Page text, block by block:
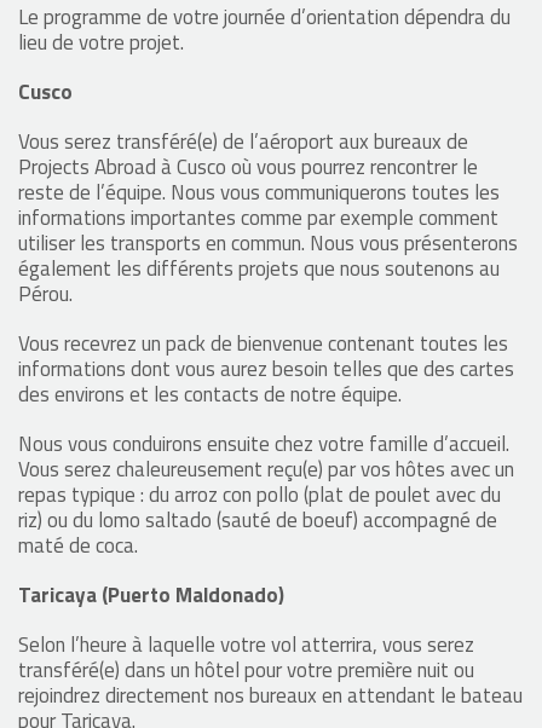
Le programme de votre journée d’orientation dépendra du
lieu de votre projet.
Cusco
Vous serez transféré(e) de l’aéroport aux bureaux de
Projects Abroad à Cusco où vous pourrez rencontrer le
reste de l’équipe. Nous vous communiquerons toutes les
informations importantes comme par exemple comment
utiliser les transports en commun. Nous vous présenterons
également les différents projets que nous soutenons au
Pérou.
Vous recevrez un pack de bienvenue contenant toutes les
informations dont vous aurez besoin telles que des cartes
des environs et les contacts de notre équipe.
Nous vous conduirons ensuite chez votre famille d’accueil.
Vous serez chaleureusement reçu(e) par vos hôtes avec un
repas typique : du arroz con pollo (plat de poulet avec du
riz) ou du lomo saltado (sauté de boeuf) accompagné de
maté de coca.
Taricaya (Puerto Maldonado)
Selon l’heure à laquelle votre vol atterrira, vous serez
transféré(e) dans un hôtel pour votre première nuit ou
rejoindrez directement nos bureaux en attendant le bateau
pour Taricaya.